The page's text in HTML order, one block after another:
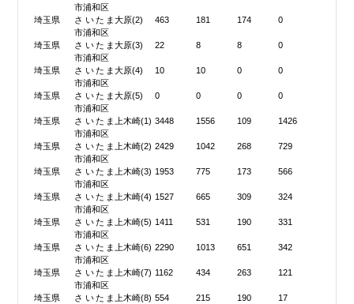
市浦和区
埼玉県
さいたま
市浦和区
大原(2) 463 181 174 0
埼玉県
さいたま
市浦和区
大原(3) 22 8 8 0
埼玉県
さいたま
市浦和区
大原(4) 10 10 0 0
埼玉県
さいたま
市浦和区
大原(5) 0 0 0 0
埼玉県
さいたま
市浦和区
上木崎(1) 3448 1556 109 1426
埼玉県
さいたま
市浦和区
上木崎(2) 2429 1042 268 729
埼玉県
さいたま
市浦和区
上木崎(3) 1953 775 173 566
埼玉県
さいたま
市浦和区
上木崎(4) 1527 665 309 324
埼玉県
さいたま
市浦和区
上木崎(5) 1411 531 190 331
埼玉県
さいたま
市浦和区
上木崎(6) 2290 1013 651 342
埼玉県
さいたま
市浦和区
上木崎(7) 1162 434 263 121
埼玉県
さいたま 上木崎(8) 554 215 190 17